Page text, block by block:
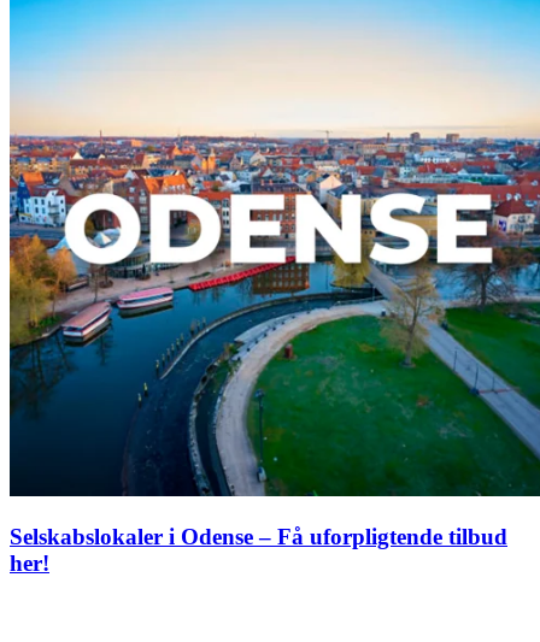
Selskabslokaler i Odense – Få uforpligtende tilbud
her!